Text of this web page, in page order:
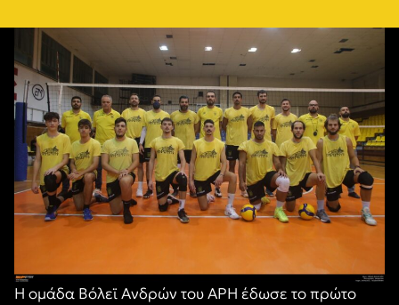
Η ομάδα Βόλεϊ Ανδρών του ΑΡΗ έδωσε το πρώτο